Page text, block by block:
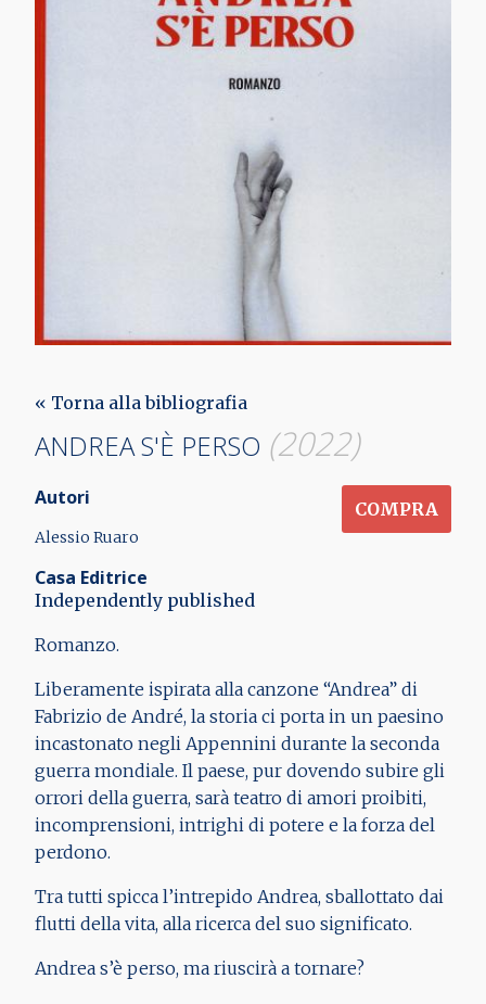
« Torna alla bibliografia
ANDREA S'È PERSO (2022)
Autori
Alessio Ruaro
Casa Editrice
Independently published
COMPRA
Romanzo.
Liberamente ispirata alla canzone “Andrea” di
Fabrizio de André, la storia ci porta in un paesino
incastonato negli Appennini durante la seconda
guerra mondiale. Il paese, pur dovendo subire gli
orrori della guerra, sarà teatro di amori proibiti,
incomprensioni, intrighi di potere e la forza del
perdono.
Tra tutti spicca l’intrepido Andrea, sballottato dai
flutti della vita, alla ricerca del suo significato.
Andrea s’è perso, ma riuscirà a tornare?